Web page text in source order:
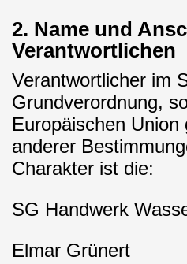
2. Name und
Verantwortlichen
Verantwortlicher im
Grundverordnung,
Europäischen
anderer
Charakter ist die:
SG Handwerk
Elmar Grünert